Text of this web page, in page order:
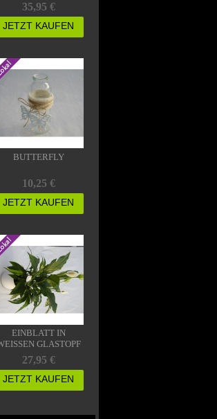
35,95 €
JETZT KAUFEN
BUTTERFLY
10,25 €
JETZT KAUFEN
EINBLATT IN
GLASTOPF
27,95 €
JETZT KAUFEN